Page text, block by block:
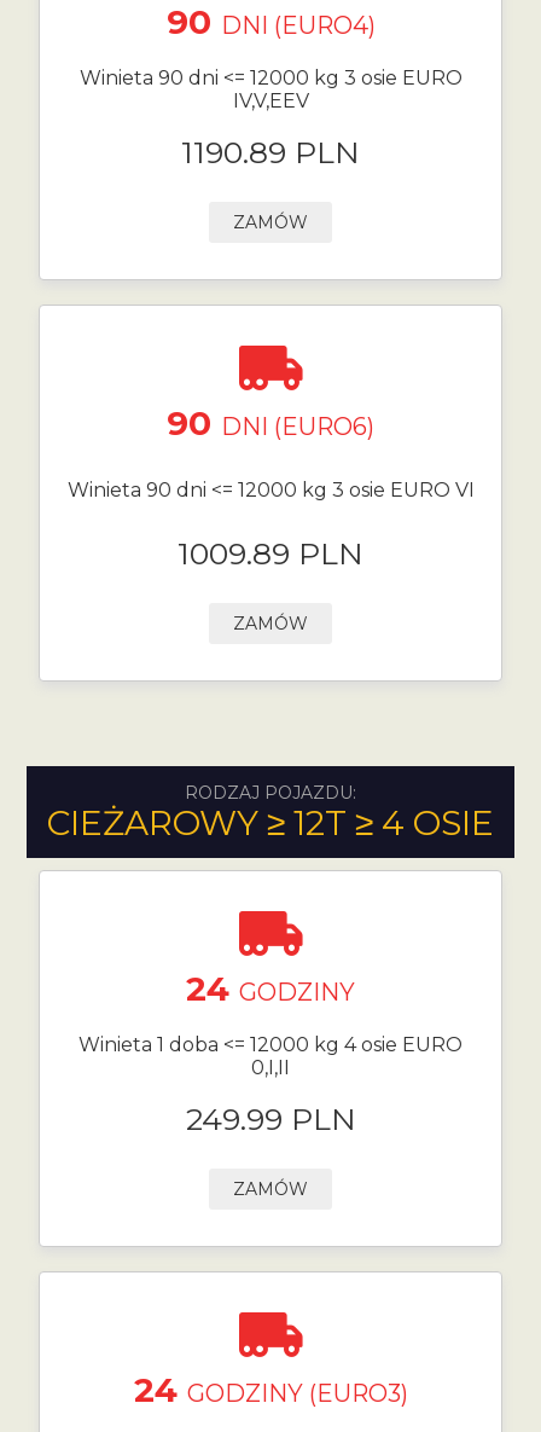
90 DNI (EURO4)
Winieta 90 dni <= 12000 kg 3 osie EURO
IV,V,EEV
1190.89 PLN
ZAMÓW
90 DNI (EURO6)
Winieta 90 dni <= 12000 kg 3 osie EURO VI
1009.89 PLN
ZAMÓW
RODZAJ POJAZDU:
CIEŻAROWY ≥ 12T ≥ 4 OSIE
24 GODZINY
Winieta 1 doba <= 12000 kg 4 osie EURO
0,I,II
249.99 PLN
ZAMÓW
24 GODZINY (EURO3)